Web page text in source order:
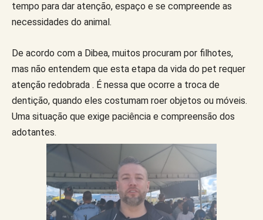
tempo para dar atenção, espaço e se compreende as
necessidades do animal.
De acordo com a Dibea, muitos procuram por filhotes,
mas não entendem que esta etapa da vida do pet requer
atenção redobrada . É nessa que ocorre a troca de
dentição, quando eles costumam roer objetos ou móveis.
Uma situação que exige paciência e compreensão dos
adotantes.